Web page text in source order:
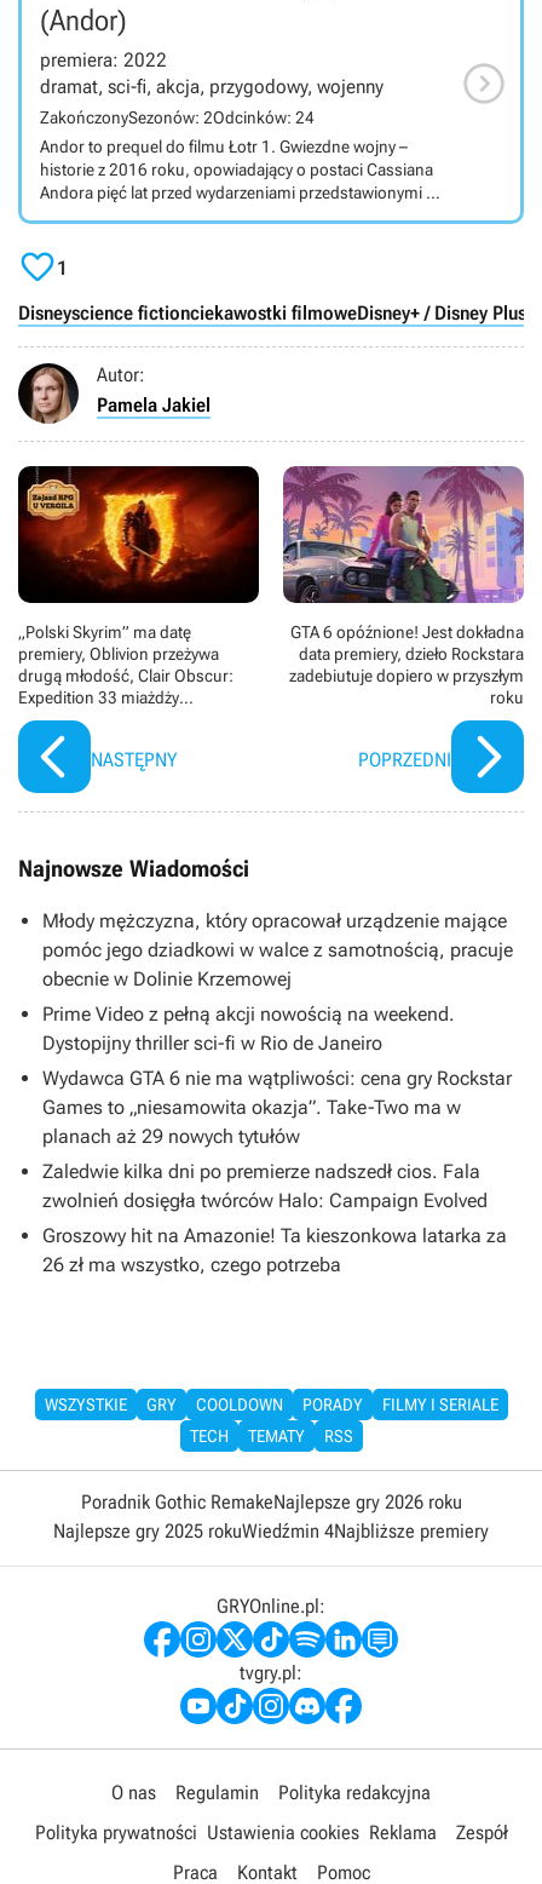
(Andor)
premiera: 2022
dramat, sci-fi, akcja, przygodowy, wojenny
ZakończonySezonów: 2Odcinków: 24
Andor to prequel do filmu Łotr 1. Gwiezdne wojny –
historie z 2016 roku, opowiadający o postaci Cassiana
Andora pięć lat przed wydarzeniami przedstawionymi w
Gwiezdnych wojen został stworzony przez Tony’ego
Gilroya dla serwisu streamingowego Disney+. Za
scenariusz odpowiada Gilroy wraz ze swoim bratem,
Danem oraz Beau Willimonem i Stephenem Schiffem. W
głównej roli powraca Diego Luna, który jest także
producentem wykonawczym. W rolach głównych
występują również Stellan Skarsgĺrd, Forest Whitaker,
Adria Arjona, Fiona Shaw, Denise Gough, Kyle Soller i
Genevieve O’Reilly.

1
Disneyscience fictionciekawostki filmoweDisney+ / Disney Plus
Autor:
Pamela Jakiel
„Polski Skyrim” ma datę
premiery, Oblivion przeżywa
drugą młodość, Clair Obscur:
Expedition 33 miażdży
konkurencję - zajazd RPG „U
Vergila”
NASTĘPNY
GTA 6 opóźnione! Jest dokładna
data premiery, dzieło Rockstara
zadebiutuje dopiero w przyszłym
roku
POPRZEDNI
Najnowsze Wiadomości
Młody mężczyzna, który opracował urządzenie mające
pomóc jego dziadkowi w walce z samotnością, pracuje
obecnie w Dolinie Krzemowej
Prime Video z pełną akcji nowością na weekend.
Dystopijny thriller sci-fi w Rio de Janeiro
Wydawca GTA 6 nie ma wątpliwości: cena gry Rockstar
Games to „niesamowita okazja”. Take-Two ma w
planach aż 29 nowych tytułów
Zaledwie kilka dni po premierze nadszedł cios. Fala
zwolnień dosięgła twórców Halo: Campaign Evolved
Groszowy hit na Amazonie! Ta kieszonkowa latarka za
26 zł ma wszystko, czego potrzeba
WSZYSTKIE GRY COOLDOWN PORADY
FILMY I SERIALE
TECH
TEMATY RSS
Poradnik Gothic RemakeNajlepsze gry 2026 roku
Najlepsze gry 2025 rokuWiedźmin 4Najbliższe premiery
GRYOnline.pl:
tvgry.pl:
O nas Regulamin
Polityka redakcyjna
Polityka prywatności Ustawienia cookies Reklama
Zespół
Praca
Kontakt Pomoc